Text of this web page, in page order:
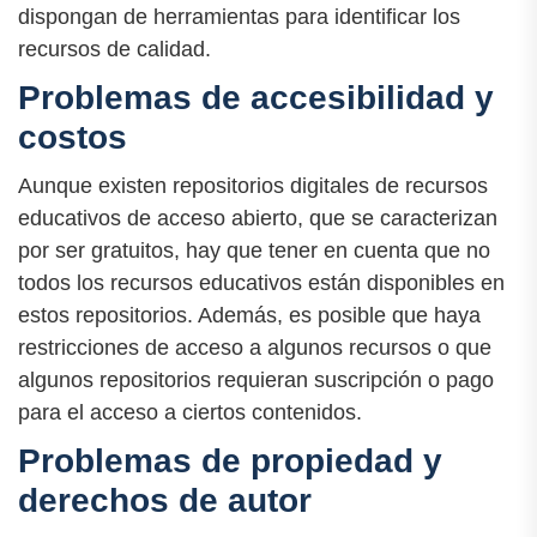
dispongan de herramientas para identificar los
recursos de calidad.
Problemas de accesibilidad y
costos
Aunque existen repositorios digitales de recursos
educativos de acceso abierto, que se caracterizan
por ser gratuitos, hay que tener en cuenta que no
todos los recursos educativos están disponibles en
estos repositorios. Además, es posible que haya
restricciones de acceso a algunos recursos o que
algunos repositorios requieran suscripción o pago
para el acceso a ciertos contenidos.
Problemas de propiedad y
derechos de autor